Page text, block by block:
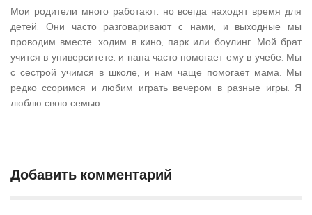
Мои родители много работают, но всегда находят время для
детей. Они часто разговаривают с нами, и выходные мы
проводим вместе: ходим в кино, парк или боулинг. Мой брат
учится в университете, и папа часто помогает ему в учебе. Мы
с сестрой учимся в школе, и нам чаще помогает мама. Мы
редко ссоримся и любим играть вечером в разные игры. Я
люблю свою семью.
Добавить комментарий